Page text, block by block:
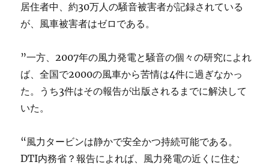
居住者中、約30万人の騒音被害者が記録されている
が、風車被害者はゼロである。
”一方、2007年の風力発電と騒音の個々の研究によれ
ば、全国で2000の風車から苦情は4件に過ぎなかっ
た。うち3件はその報告が出版されるまでに解決して
いた。
“風力タービンは静かで安全かつ持続可能である。
DTI内務省？報告によれば、風力発電の近くに住む